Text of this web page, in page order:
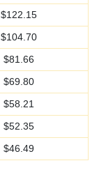
$122.15
$104.70
$81.66
$69.80
$58.21
$52.35
$46.49